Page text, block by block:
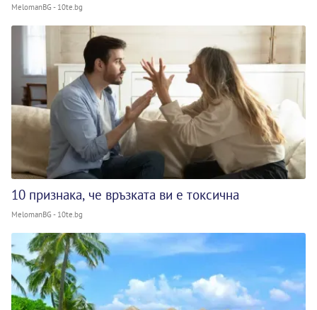
MelomanBG - 10te.bg
10 признака, че връзката ви е токсична
MelomanBG - 10te.bg